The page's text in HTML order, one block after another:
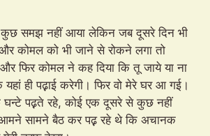
समझ नहीं आया लेकिन जब दूसरे दिन भी
कोमल को भी जाने से रोकने लगा तो
फिर कोमल ने कह दिया कि तू जाये या ना
यहां ही पढ़़ाई करेगी। फिर वो मेरे घर आ गई।
घन्टे पढ़़ते रहे, कोई एक दूसरे से कुछ नहीं
आमने सामने बैठ कर पढ़़ रहे थे कि अचानक